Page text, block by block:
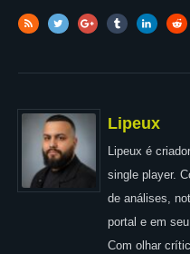
Lipeux
Lipeux é
single player.
de análises,
portal e em
Com olhar